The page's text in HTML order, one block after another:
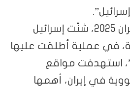
وفي 13 يونيو/ حزيران 2025، شنّت إسرائيل
في عملية أطلقت عليها
استهدفت مواقع
في إيران، أهمها